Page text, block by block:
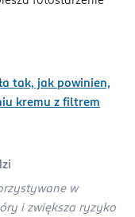
tak, jak powinien,
kremu z filtrem
w
i zwiększa ryzyko